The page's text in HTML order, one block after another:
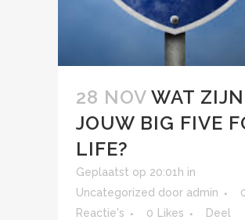
28 NOV WAT ZIJN
JOUW BIG FIVE
LIFE?
Geplaatst op 20:01h in
Uncategorized door admin
Reactie's
0 Likes Deel